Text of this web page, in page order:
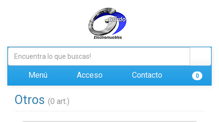
Menú Acceso Contacto 0
Otros (0 art.)